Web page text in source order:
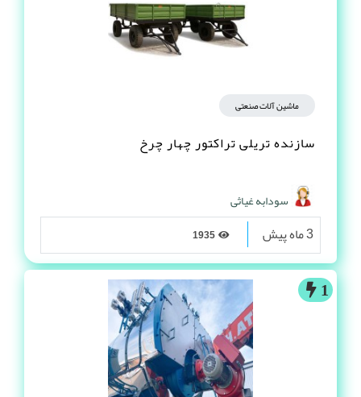
ماشین آلات صنعتی
سازنده تریلی تراکتور چهار چرخ
سودابه غیاثی
3 ماه پیش
1